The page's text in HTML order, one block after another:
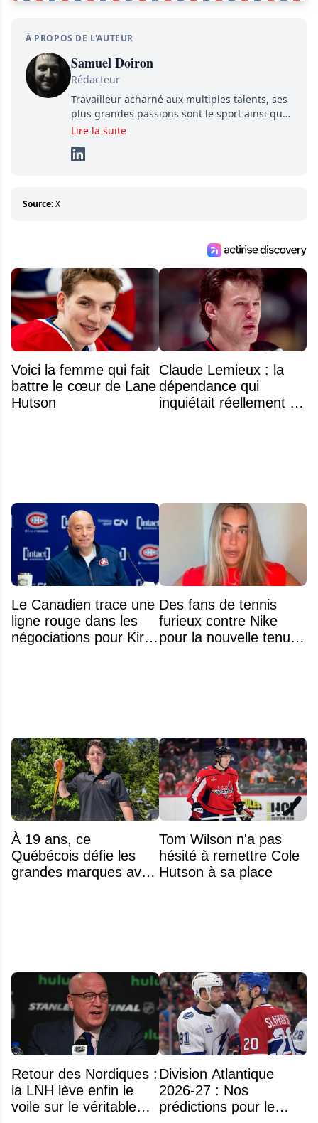
À PROPOS DE L'AUTEUR
Samuel Doiron
Rédacteur
Travailleur acharné aux multiples talents, ses
plus grandes passions sont le sport ainsi que
le showbizz de la belle province et ailleurs. Il
détermination pour parvenir à se démarquer.
Lire la suite
Source:X
Voici la femme qui fait
battre le cœur de Lane
Hutson
Claude Lemieux : la
dépendance qui
inquiétait réellement sa
Le Canadien trace une
ligne rouge dans les
négociations pour Kirill
Des fans de tennis
furieux contre Nike
pour la nouvelle tenue
À 19 ans, ce
Québécois défie les
grandes marques avec
Tom Wilson n'a pas
hésité à remettre Cole
Hutson à sa place
Retour des Nordiques :
la LNH lève enfin le
voile sur le véritable
Division Atlantique
2026-27 : Nos
prédictions pour le